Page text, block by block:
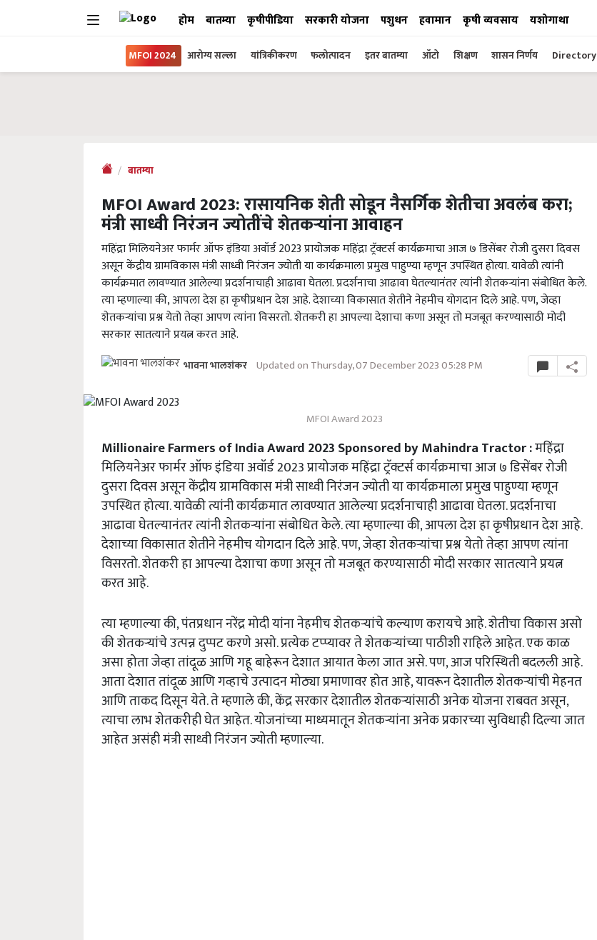
होम बातम्या कृषीपीडिया सरकारी योजना पशुधन हवामान कृषी व्यवसाय यशोगाथा
MFOI 2024 आरोग्य सल्ला यांत्रिकीकरण फलोत्पादन इतर बातम्या ऑटो शिक्षण शासन निर्णय Directory
बातम्या
MFOI Award 2023: रासायनिक शेती सोडून नैसर्गिक शेतीचा अवलंब करा;
मंत्री साध्वी निरंजन ज्योतींचे शेतकऱ्यांना आवाहन
महिंद्रा मिलियनेअर फार्मर ऑफ इंडिया अवॉर्ड 2023 प्रायोजक महिंद्रा ट्रॅक्टर्स कार्यक्रमाचा आज ७ डिसेंबर रोजी दुसरा दिवस
असून केंद्रीय ग्रामविकास मंत्री साध्वी निरंजन ज्योती या कार्यक्रमाला प्रमुख पाहुण्या म्हणून उपस्थित होत्या. यावेळी त्यांनी
कार्यक्रमात लावण्यात आलेल्या प्रदर्शनाचाही आढावा घेतला. प्रदर्शनाचा आढावा घेतल्यानंतर त्यांनी शेतकऱ्यांना संबोधित केले.
त्या म्हणाल्या की, आपला देश हा कृषीप्रधान देश आहे. देशाच्या विकासात शेतीने नेहमीच योगदान दिले आहे. पण, जेव्हा
शेतकऱ्यांचा प्रश्न येतो तेव्हा आपण त्यांना विसरतो. शेतकरी हा आपल्या देशाचा कणा असून तो मजबूत करण्यासाठी मोदी
सरकार सातत्याने प्रयत्न करत आहे.
भावना भालशंकर Updated on Thursday, 07 December 2023 05:28 PM
MFOI Award 2023
Millionaire Farmers of India Award 2023 Sponsored by Mahindra Tractor :महिंद्रा
मिलियनेअर फार्मर ऑफ इंडिया अवॉर्ड 2023 प्रायोजक महिंद्रा ट्रॅक्टर्स कार्यक्रमाचा आज ७ डिसेंबर रोजी
दुसरा दिवस असून केंद्रीय ग्रामविकास मंत्री साध्वी निरंजन ज्योती या कार्यक्रमाला प्रमुख पाहुण्या म्हणून
उपस्थित होत्या. यावेळी त्यांनी कार्यक्रमात लावण्यात आलेल्या प्रदर्शनाचाही आढावा घेतला. प्रदर्शनाचा
आढावा घेतल्यानंतर त्यांनी शेतकऱ्यांना संबोधित केले. त्या म्हणाल्या की, आपला देश हा कृषीप्रधान देश आहे.
देशाच्या विकासात शेतीने नेहमीच योगदान दिले आहे. पण, जेव्हा शेतकऱ्यांचा प्रश्न येतो तेव्हा आपण त्यांना
विसरतो. शेतकरी हा आपल्या देशाचा कणा असून तो मजबूत करण्यासाठी मोदी सरकार सातत्याने प्रयत्न
करत आहे.
त्या म्हणाल्या की, पंतप्रधान नरेंद्र मोदी यांना नेहमीच शेतकऱ्यांचे कल्याण करायचे आहे. शेतीचा विकास असो
की शेतकऱ्यांचे उत्पन्न दुप्पट करणे असो. प्रत्येक टप्प्यावर ते शेतकऱ्यांच्या पाठीशी राहिले आहेत. एक काळ
असा होता जेव्हा तांदूळ आणि गहू बाहेरून देशात आयात केला जात असे. पण, आज परिस्थिती बदलली आहे.
आता देशात तांदूळ आणि गव्हाचे उत्पादन मोठ्या प्रमाणावर होत आहे, यावरून देशातील शेतकऱ्यांची मेहनत
आणि ताकद दिसून येते. ते म्हणाले की, केंद्र सरकार देशातील शेतकऱ्यांसाठी अनेक योजना राबवत असून,
त्याचा लाभ शेतकरीही घेत आहेत. योजनांच्या माध्यमातून शेतकऱ्यांना अनेक प्रकारच्या सुविधाही दिल्या जात
आहेत असंही मंत्री साध्वी निरंजन ज्योती म्हणाल्या.